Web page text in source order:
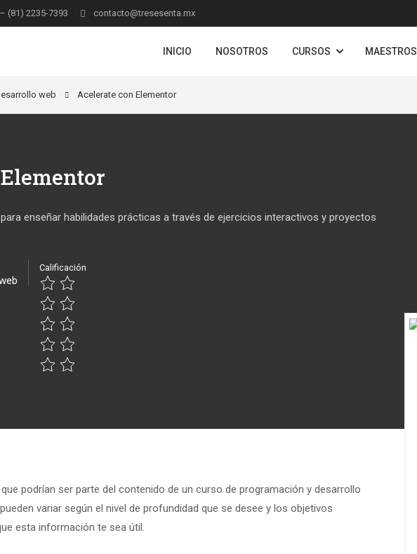
(81) 2235-7393 contacto@tresesenta.mx
INICIO NOSOTROS CURSOS MAESTROS
web Acelerate con Elementor
enseñar habilidades prácticas a través de ejercicios interactivos y proyectos
Calificación
podrían ser parte del contenido de un curso de programación y desarrollo
variar según el nivel de profundidad que se desee y los objetivos
esta información te sea útil.